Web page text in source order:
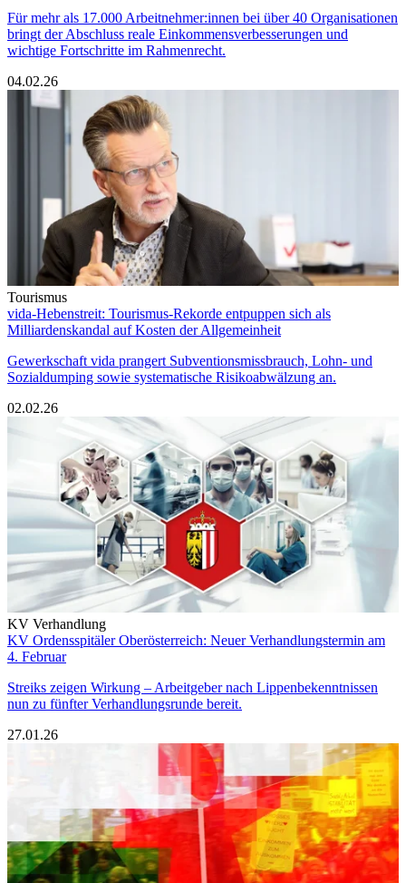
Für mehr als 17.000 Arbeitnehmer:innen bei über 40 Organisationen
bringt der Abschluss reale Einkommensverbesserungen und
wichtige Fortschritte im Rahmenrecht.
04.02.26
Tourismus
vida-Hebenstreit: Tourismus-Rekorde entpuppen sich als
Milliardenskandal auf Kosten der Allgemeinheit
Gewerkschaft vida prangert Subventionsmissbrauch, Lohn- und
Sozialdumping sowie systematische Risikoabwälzung an.
02.02.26
KV Verhandlung
KV Ordensspitäler Oberösterreich: Neuer Verhandlungstermin am
4. Februar
Streiks zeigen Wirkung – Arbeitgeber nach Lippenbekenntnissen
nun zu fünfter Verhandlungsrunde bereit.
27.01.26